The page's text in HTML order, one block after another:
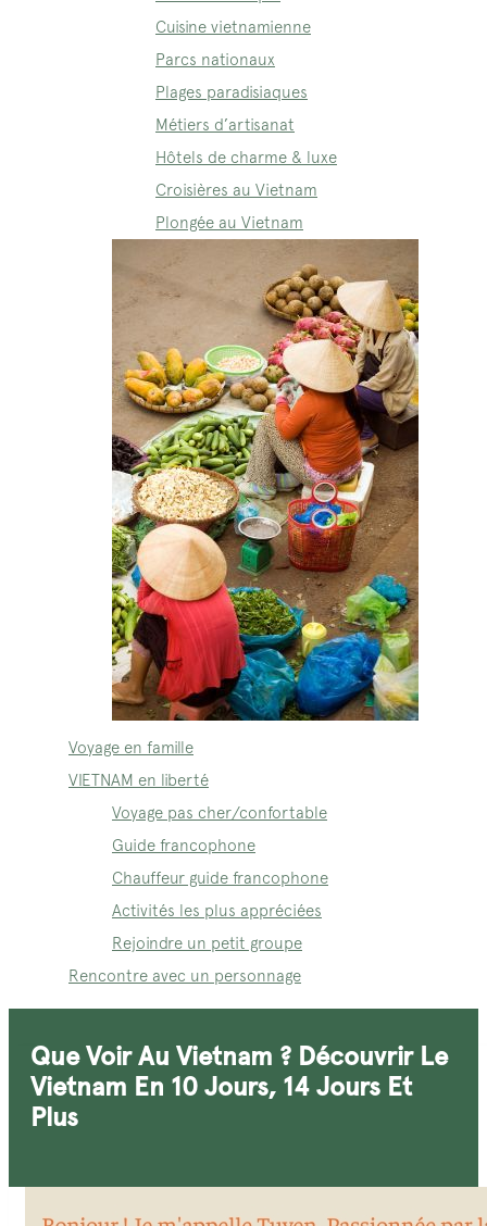
Cuisine vietnamienne
Parcs nationaux
Plages paradisiaques
Métiers d’artisanat
Hôtels de charme & luxe
Croisières au Vietnam
Plongée au Vietnam
Voyage en famille
VIETNAM en liberté
Voyage pas cher/confortable
Guide francophone
Chauffeur guide francophone
Activités les plus appréciées
Rejoindre un petit groupe
Rencontre avec un personnage
Que Voir Au Vietnam ? Découvrir Le
Vietnam En 10 Jours, 14 Jours Et
Plus